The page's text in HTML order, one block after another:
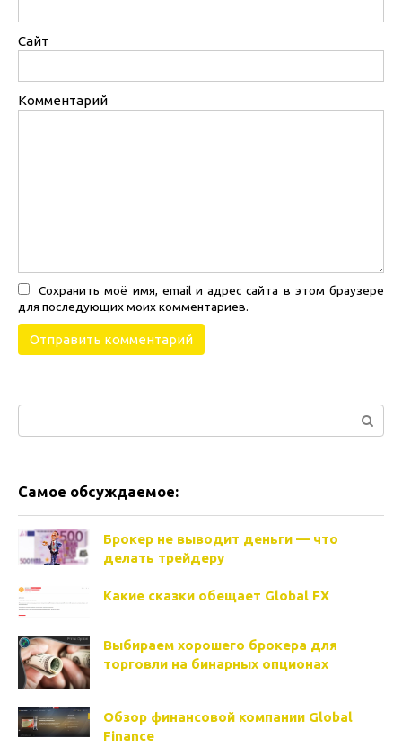
Сайт
Комментарий
Сохранить моё имя, email и адрес сайта в этом браузере
для последующих моих комментариев.
Самое обсуждаемое:
Брокер не выводит деньги — что
делать трейдеру
Какие сказки обещает Global FX
Выбираем хорошего брокера для
торговли на бинарных опционах
Обзор финансовой компании Global
Finance